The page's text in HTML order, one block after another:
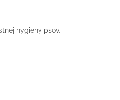
hygieny psov.